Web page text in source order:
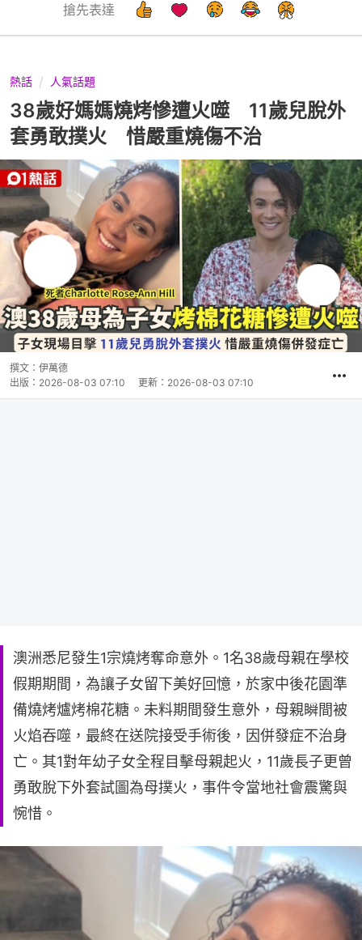
搶先表達
熱話 人氣話題
38歲好媽媽燒烤慘遭火噬 11歲兒脫外
套勇敢撲火 惜嚴重燒傷不治
撰文： 伊萬德
出版： 2026-08-03 07:10 更新： 2026-08-03 07:10
澳洲悉尼發生1宗燒烤奪命意外。1名38歲母親在學校
假期期間，為讓子女留下美好回憶，於家中後花園準
備燒烤爐烤棉花糖。未料期間發生意外，母親瞬間被
火焰吞噬，最終在送院接受手術後，因併發症不治身
亡。其1對年幼子女全程目擊母親起火，11歲長子更曾
勇敢脫下外套試圖為母撲火，事件令當地社會震驚與
惋惜。